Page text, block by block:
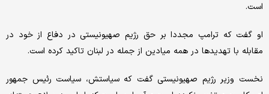
است.
او گفت که ترامپ مجددا بر حق رژیم صهیونیستی در دفاع از خود در
مقابله با تهدیدها در همه میادین از جمله در لبنان تاکید کرده است.
نخست وزیر رژیم صهیونیستی گفت که سیاستش، سیاست رئیس جمهور